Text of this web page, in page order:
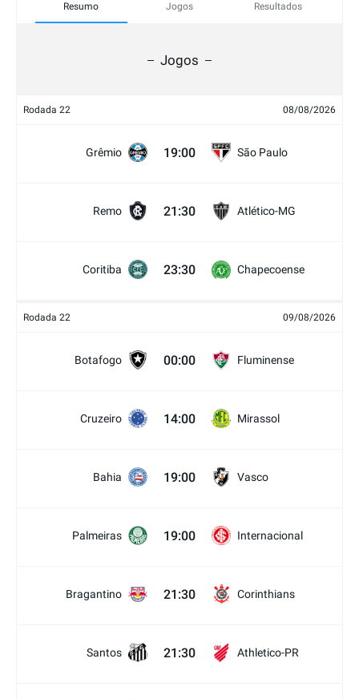
Resumo Jogos Resultados
Jogos
Rodada 22 08/08/2026
Grêmio 19:00 São Paulo
Remo 21:30 Atlético-MG
Coritiba 23:30 Chapecoense
Rodada 22 09/08/2026
Botafogo 00:00 Fluminense
Cruzeiro 14:00 Mirassol
Bahia 19:00 Vasco
Palmeiras 19:00 Internacional
Bragantino 21:30 Corinthians
Santos 21:30 Athletico-PR